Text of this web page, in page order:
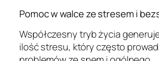
Pomoc w walce ze stresem i
Współczesny tryb życia
ilość stresu, który często